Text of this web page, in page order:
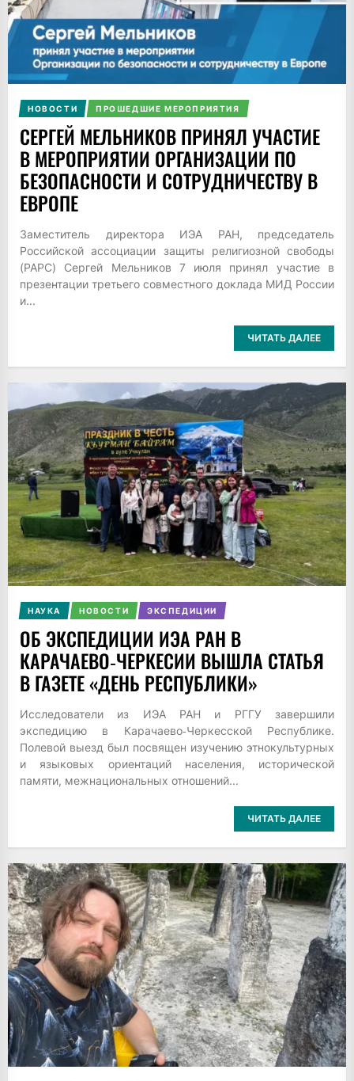
НОВОСТИ ПРОШЕДШИЕ МЕРОПРИЯТИЯ
СЕРГЕЙ МЕЛЬНИКОВ ПРИНЯЛ УЧАСТИЕ
В МЕРОПРИЯТИИ ОРГАНИЗАЦИИ ПО
БЕЗОПАСНОСТИ И СОТРУДНИЧЕСТВУ В
ЕВРОПЕ
Заместитель директора ИЭА РАН, председатель
Российской ассоциации защиты религиозной свободы
(РАРС) Сергей Мельников 7 июля принял участие в
презентации третьего совместного доклада МИД России
и...
ЧИТАТЬ ДАЛЕЕ
НАУКА НОВОСТИ ЭКСПЕДИЦИИ
ОБ ЭКСПЕДИЦИИ ИЭА РАН В
КАРАЧАЕВО‑ЧЕРКЕСИИ ВЫШЛА СТАТЬЯ
В ГАЗЕТЕ «ДЕНЬ РЕСПУБЛИКИ»
Исследователи из ИЭА РАН и РГГУ завершили
экспедицию в Карачаево‑Черкесской Республике.
Полевой выезд был посвящен изучению этнокультурных
и языковых ориентаций населения, исторической
памяти, межнациональных отношений...
ЧИТАТЬ ДАЛЕЕ